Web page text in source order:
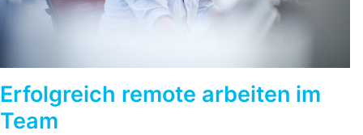
Erfolgreich remote arbeiten im
Team